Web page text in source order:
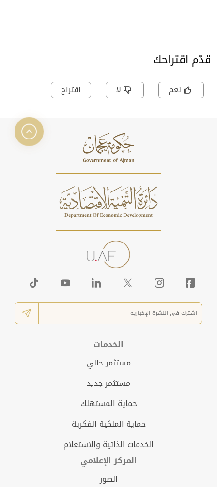
قدّم اقتراحك
نعم لا اقتراح
الخدمات
مستثمر حالي
مستثمر جديد
حماية المستهلك
حماية الملكية الفكرية
الخدمات الذاتية والاستعلام
المركز الإعلامي
الصور